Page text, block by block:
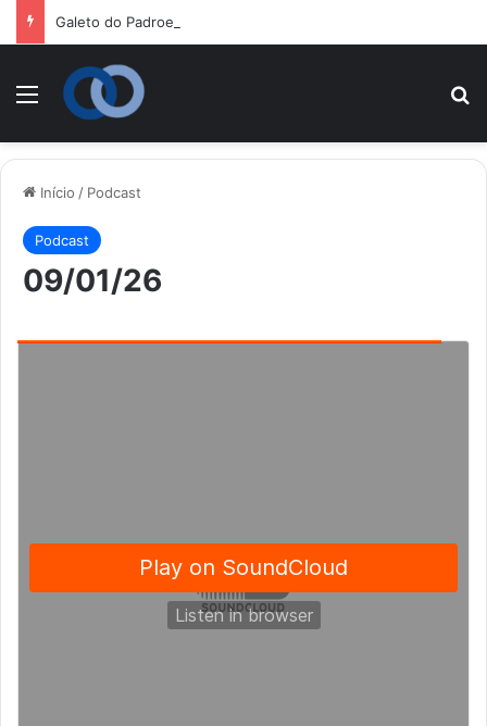
Galeto do Padroeiro – S. João Bosco – POA
Menu
Início / Podcast
Podcast
09/01/26